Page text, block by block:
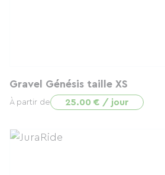
Gravel Génésis taille XS
À partir de 25.00 € / jour